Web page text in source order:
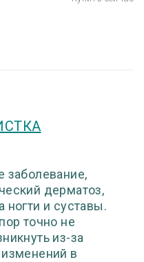
заболевание,
дерматоз,
и суставы.
точно не
из-за
в